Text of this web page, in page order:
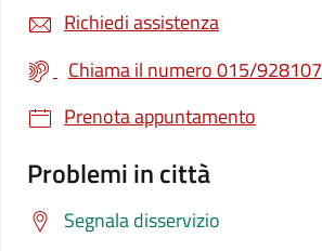
Richiedi assistenza
Chiama il numero 015/928107
Prenota appuntamento
Problemi in città
Segnala disservizio